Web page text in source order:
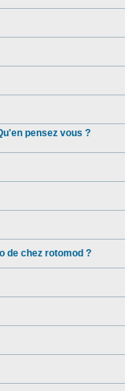
pensez vous ?
de chez rotomod ?